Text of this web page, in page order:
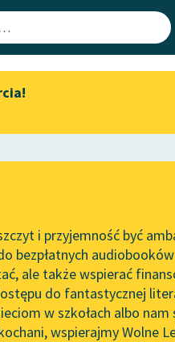
Horn” do
Tunkiel
zmarł Joseph
Mapa
API
OAI-PMH
Widget
i przyjemność być
bezpłatnych
ale także wspierać
do fantastycznej
w szkołach albo
wspierajmy Wolne